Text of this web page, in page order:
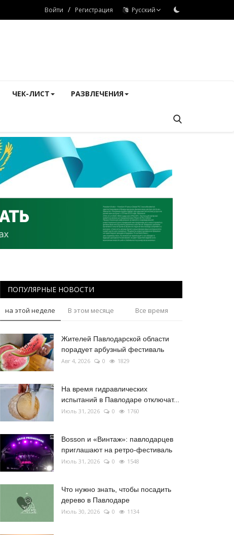
Войти / Регистрация Русский
ЧЕК-ЛИСТ РАЗВЛЕЧЕНИЯ
ПОПУЛЯРНЫЕ НОВОСТИ
на этой неделе В этом месяце Все время
Жителей Павлодарской области
порадует арбузный фестиваль
Авг 4, 2026 0 1829
На время гидравлических
испытаний в Павлодаре отключат...
Июль 31, 2026 0 1760
Bosson и «Винтаж»: павлодарцев
приглашают на ретро-фестиваль
Июль 31, 2026 0 1548
Что нужно знать, чтобы посадить
дерево в Павлодаре
Июль 30, 2026 0 1134